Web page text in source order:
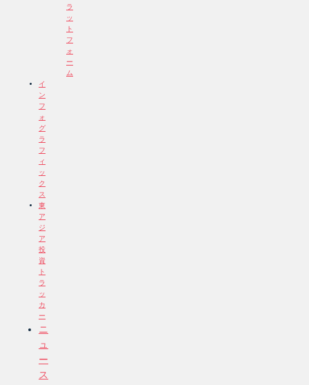
ラ
ッ
ト
フ
ォ
ー
ム
イ
ン
フ
ォ
グ
ラ
フ
ィ
ッ
ク
ス
東
ア
ジ
ア
投
資
ト
ラ
ッ
カ
ー
ニ
ュ
ー
ス